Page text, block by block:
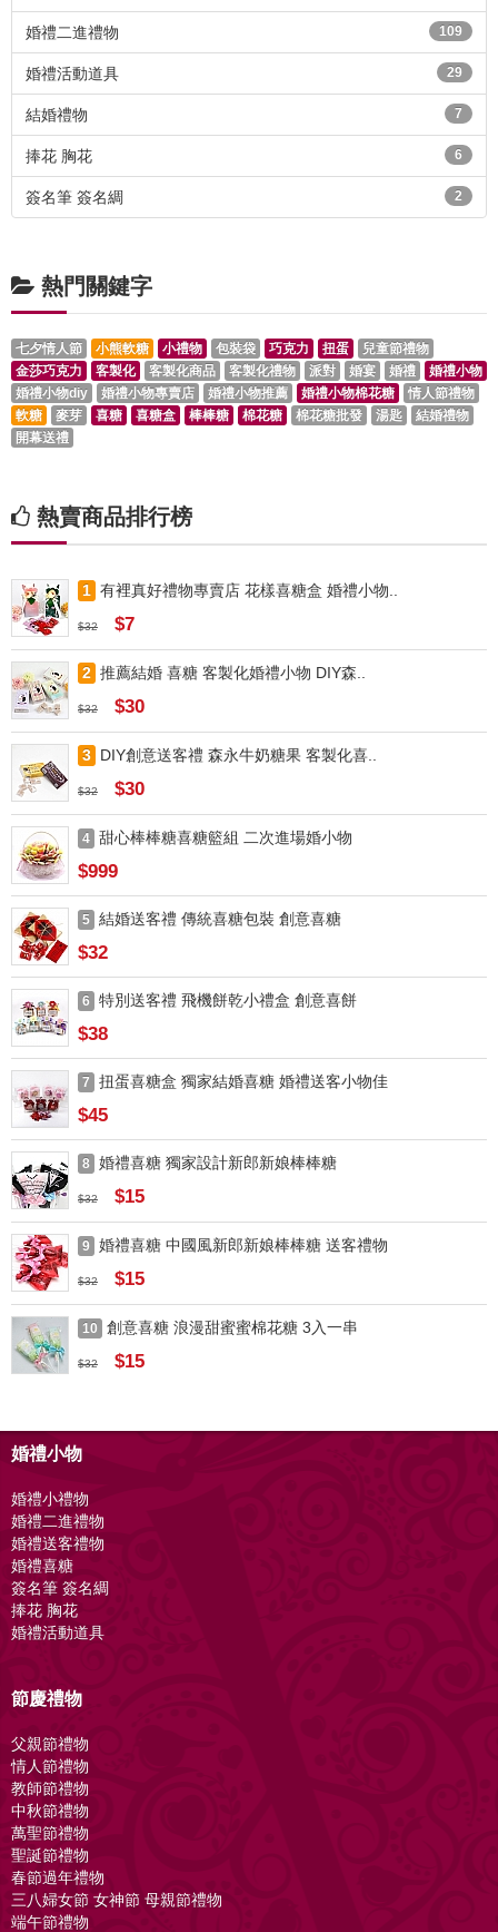
婚禮二進禮物 109
婚禮活動道具 29
結婚禮物 7
捧花 胸花 6
簽名筆 簽名綢 2
熱門關鍵字
七夕情人節 小熊軟糖 小禮物 包裝袋 巧克力 扭蛋
兒童節禮物
金莎巧克力
客製化 客製化商品 客製化禮物 派對 婚宴 婚禮
婚禮小物
婚禮小物diy
婚禮小物專賣店 婚禮小物推薦 婚禮小物棉花糖
情人節禮物
軟糖
麥芽 喜糖 喜糖盒 棒棒糖 棉花糖 棉花糖批發 湯匙
結婚禮物
開幕送禮
熱賣商品排行榜
1 有裡真好禮物專賣店 花樣喜糖盒 婚禮小物..
$32 $7
2 推薦結婚 喜糖 客製化婚禮小物 DIY森..
$32 $30
3 DIY創意送客禮 森永牛奶糖果 客製化喜..
$32 $30
4 甜心棒棒糖喜糖籃組 二次進場婚小物
$999
5 結婚送客禮 傳統喜糖包裝 創意喜糖
$32
6 特別送客禮 飛機餅乾小禮盒 創意喜餅
$38
7 扭蛋喜糖盒 獨家結婚喜糖 婚禮送客小物佳
$45
8 婚禮喜糖 獨家設計新郎新娘棒棒糖
$32 $15
9 婚禮喜糖 中國風新郎新娘棒棒糖 送客禮物
$32 $15
10 創意喜糖 浪漫甜蜜蜜棉花糖 3入一串
$32 $15
婚禮小物
婚禮小禮物
婚禮二進禮物
婚禮送客禮物
婚禮喜糖
簽名筆 簽名綢
捧花 胸花
婚禮活動道具
節慶禮物
父親節禮物
情人節禮物
教師節禮物
中秋節禮物
萬聖節禮物
聖誕節禮物
春節過年禮物
三八婦女節 女神節 母親節禮物
端午節禮物